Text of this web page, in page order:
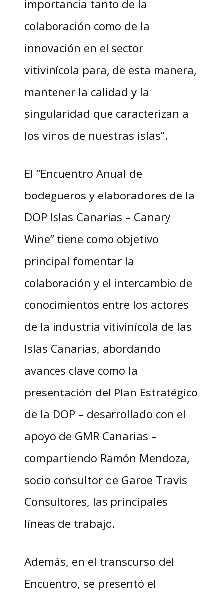
importancia tanto de la
colaboración como de la
innovación en el sector
vitivinícola para, de esta manera,
mantener la calidad y la
singularidad que caracterizan a
los vinos de nuestras islas”.
El “Encuentro Anual de
bodegueros y elaboradores de la
DOP Islas Canarias – Canary
Wine” tiene como objetivo
principal fomentar la
colaboración y el intercambio de
conocimientos entre los actores
de la industria vitivinícola de las
Islas Canarias, abordando
avances clave como la
presentación del Plan Estratégico
de la DOP – desarrollado con el
apoyo de GMR Canarias –
compartiendo Ramón Mendoza,
socio consultor de Garoe Travis
Consultores, las principales
líneas de trabajo.
Además, en el transcurso del
Encuentro, se presentó el